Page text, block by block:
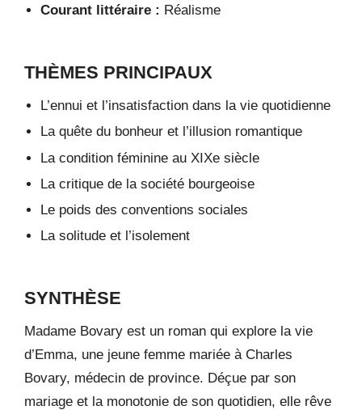
Courant littéraire : Réalisme
THÈMES PRINCIPAUX
L’ennui et l’insatisfaction dans la vie quotidienne
La quête du bonheur et l’illusion romantique
La condition féminine au XIXe siècle
La critique de la société bourgeoise
Le poids des conventions sociales
La solitude et l’isolement
SYNTHÈSE
Madame Bovary est un roman qui explore la vie
d’Emma, une jeune femme mariée à Charles
Bovary, médecin de province. Déçue par son
mariage et la monotonie de son quotidien, elle rêve